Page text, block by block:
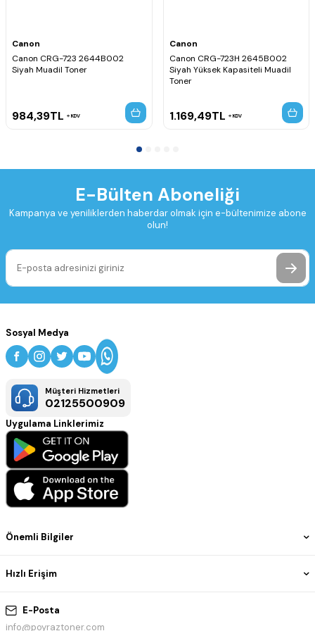
Canon
Canon CRG-723 2644B002
Siyah Muadil Toner
984,39TL KDV
Canon
Canon CRG-723H 2645B002
Siyah Yüksek Kapasiteli Muadil
Toner
1.169,49TL KDV
E-Bülten Aboneliği
Kampanya ve yeniliklerden haberdar olmak için e-bültenimize abone
olun!
E-Posta
info@poyraztoner.com
Önemli Bilgiler
Hızlı Erişim
Sosyal Medya
Müşteri Hizmetleri
02125500909
Uygulama Linklerimiz